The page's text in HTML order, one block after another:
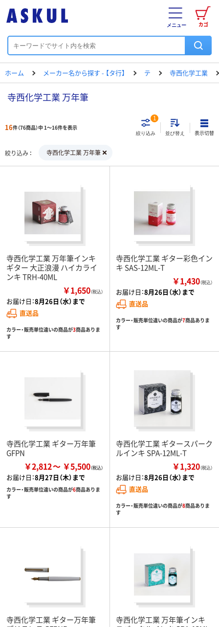
カゴ
メニュー
ホーム メーカー名から探す - 【タ行】 テ 寺西化学工業
寺西化学工業 万年筆
16件（76商品）中 1～16件を表示
絞り込み
1
並び替え 表示切替
絞り込み 寺西化学工業 万年筆
寺西化学工業 万年筆インキ
ギター 大正浪漫 ハイカライ
ンキ TRH-40ML
￥1,650（税込）
お届け日：8月26日（水）まで
直送品
カラー・販売単位違いの商品が3商品ありま
す
寺西化学工業 ギター彩色イン
キ SAS-12ML-T
￥1,430（税込）
お届け日：8月26日（水）まで
直送品
カラー・販売単位違いの商品が7商品ありま
す
寺西化学工業 ギター万年筆
GFPN
￥2,812 ￥5,500
お届け日：8月27日（木）まで
カラー・販売単位違いの商品が6商品ありま
す
寺西化学工業 ギタースパーク
ルインキ SPA-12ML-T
￥1,320（税込）
お届け日：8月26日（水）まで
直送品
カラー・販売単位違いの商品が8商品ありま
す
寺西化学工業 ギター万年筆
寺西化学工業 万年筆インキ